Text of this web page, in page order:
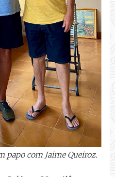
papo com Jaime Queiroz.